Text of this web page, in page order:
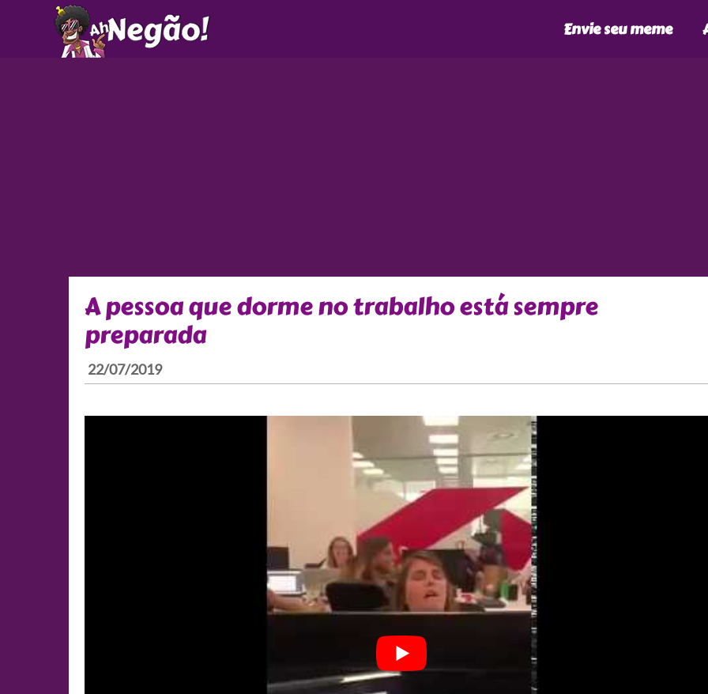
Envie seu meme
A pessoa que dorme no trabalho está sempre
preparada
22/07/2019